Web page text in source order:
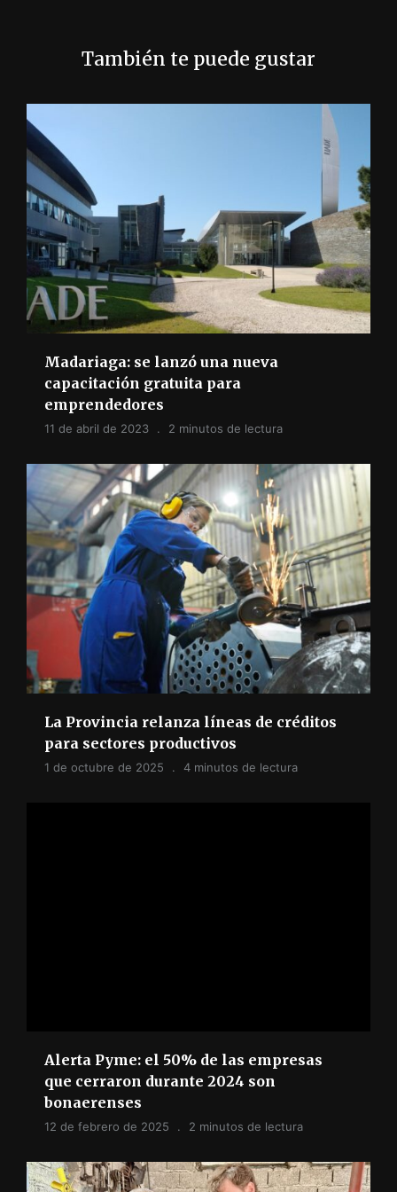
También te puede gustar
Madariaga: se lanzó una nueva
capacitación gratuita para
emprendedores
11 de abril de 2023 2 minutos de lectura
La Provincia relanza líneas de créditos
para sectores productivos
1 de octubre de 2025 4 minutos de lectura
Alerta Pyme: el 50% de las empresas
que cerraron durante 2024 son
bonaerenses
12 de febrero de 2025 2 minutos de lectura